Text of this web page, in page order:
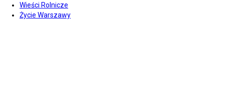
Wieści Rolnicze
Życie Warszawy